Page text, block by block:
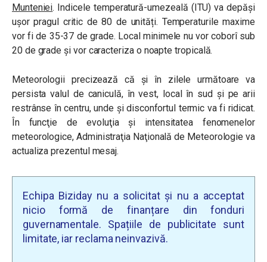
Munteniei. Indicele temperatură-umezeală (ITU) va depăși
ușor pragul critic de 80 de unități. Temperaturile maxime
vor fi de 35-37 de grade. Local minimele nu vor coborî sub
20 de grade și vor caracteriza o noapte tropicală.
Meteorologii precizează că și în zilele următoare va
persista valul de caniculă, în vest, local în sud și pe arii
restrânse în centru, unde și disconfortul termic va fi ridicat.
În funcţie de evoluţia şi intensitatea fenomenelor
meteorologice, Administraţia Naţională de Meteorologie va
actualiza prezentul mesaj.
Echipa Biziday nu a solicitat și nu a acceptat
nicio formă de finanțare din fonduri
guvernamentale. Spațiile de publicitate sunt
limitate, iar reclama neinvazivă.